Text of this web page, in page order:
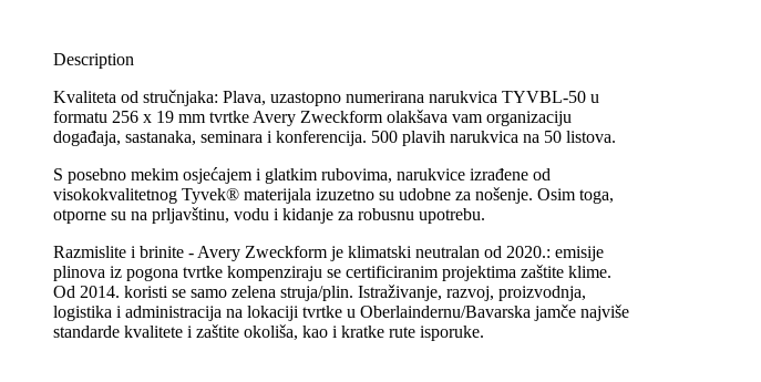
Description
Kvaliteta od stručnjaka: Plava, uzastopno numerirana narukvica TYVBL-50 u
formatu 256 x 19 mm tvrtke Avery Zweckform olakšava vam organizaciju
događaja, sastanaka, seminara i konferencija. 500 plavih narukvica na 50 listova.
S posebno mekim osjećajem i glatkim rubovima, narukvice izrađene od
visokokvalitetnog Tyvek® materijala izuzetno su udobne za nošenje. Osim toga,
otporne su na prljavštinu, vodu i kidanje za robusnu upotrebu.
Razmislite i brinite - Avery Zweckform je klimatski neutralan od 2020.: emisije
plinova iz pogona tvrtke kompenziraju se certificiranim projektima zaštite klime.
Od 2014. koristi se samo zelena struja/plin. Istraživanje, razvoj, proizvodnja,
logistika i administracija na lokaciji tvrtke u Oberlaindernu/Bavarska jamče najviše
standarde kvalitete i zaštite okoliša, kao i kratke rute isporuke.